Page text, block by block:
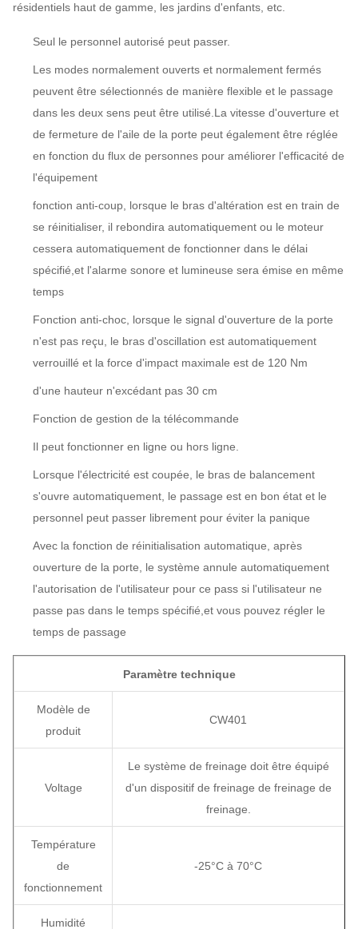
résidentiels haut de gamme, les jardins d'enfants, etc.
Seul le personnel autorisé peut passer.
Les modes normalement ouverts et normalement fermés
peuvent être sélectionnés de manière flexible et le passage
dans les deux sens peut être utilisé.La vitesse d'ouverture et
de fermeture de l'aile de la porte peut également être réglée
en fonction du flux de personnes pour améliorer l'efficacité de
l'équipement
fonction anti-coup, lorsque le bras d'altération est en train de
se réinitialiser, il rebondira automatiquement ou le moteur
cessera automatiquement de fonctionner dans le délai
spécifié,et l'alarme sonore et lumineuse sera émise en même
temps
Fonction anti-choc, lorsque le signal d'ouverture de la porte
n'est pas reçu, le bras d'oscillation est automatiquement
verrouillé et la force d'impact maximale est de 120 Nm
d'une hauteur n'excédant pas 30 cm
Fonction de gestion de la télécommande
Il peut fonctionner en ligne ou hors ligne.
Lorsque l'électricité est coupée, le bras de balancement
s'ouvre automatiquement, le passage est en bon état et le
personnel peut passer librement pour éviter la panique
Avec la fonction de réinitialisation automatique, après
ouverture de la porte, le système annule automatiquement
l'autorisation de l'utilisateur pour ce pass si l'utilisateur ne
passe pas dans le temps spécifié,et vous pouvez régler le
temps de passage
Paramètre technique
Modèle de
produit
CW401
Voltage
Le système de freinage doit être équipé
d'un dispositif de freinage de freinage de
freinage.
Température
de
fonctionnement
-25°C à 70°C
Humidité